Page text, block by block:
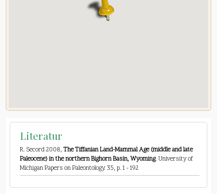
Literatur
R. Secord 2008, The Tiffanian Land-Mammal Age (middle and late
Paleocene) in the northern Bighorn Basin, Wyoming. University of
Michigan Papers on Paleontology. 35, p. 1 - 192